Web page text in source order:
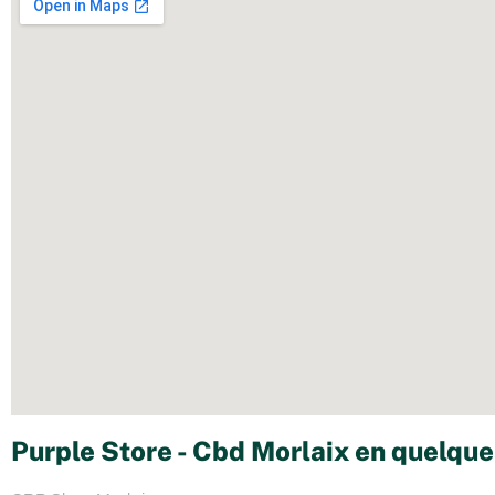
Purple Store - Cbd Morlaix en